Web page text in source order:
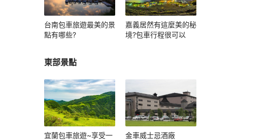
台南包車旅遊最美的景
點有哪些?
嘉義居然有這麼美的秘
境?包車行程很可以
東部景點
宜蘭包車旅遊~享受一
金車威士忌酒廠